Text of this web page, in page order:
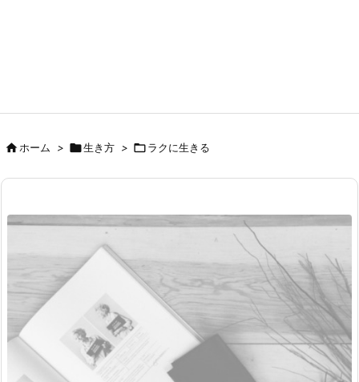
ホーム > 生き方 > ラクに生きる